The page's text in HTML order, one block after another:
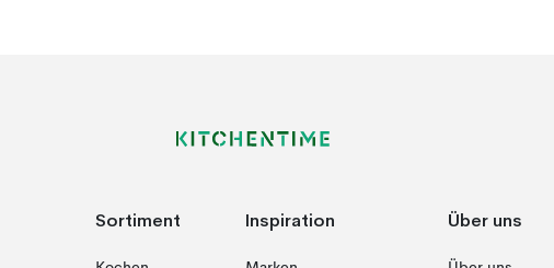
Sortiment Inspiration Über uns